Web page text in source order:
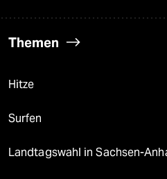
Themen
Hitze
Surfen
Landtagswahl in Sachsen-